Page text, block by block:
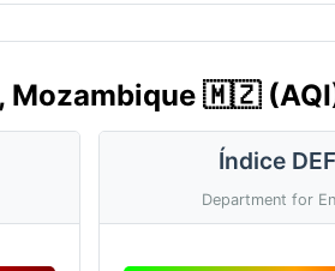
Mozambique 🇲🇿
Índice
Department for